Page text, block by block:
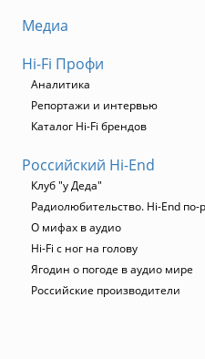
Медиа
Hi-Fi Профи
Аналитика
Репортажи и интервью
Каталог Hi-Fi брендов
Российский Hi-End
Клуб "у Деда"
Радиолюбительство. Hi-End по-
О мифах в аудио
Hi-Fi с ног на голову
Ягодин о погоде в аудио мире
Российские производители